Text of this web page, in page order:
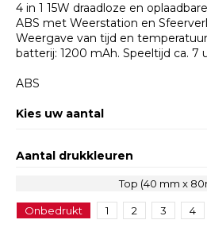
4 in 1 15W draadloze en
ABS met Weerstation en
Weergave van tijd en
batterij: 1200 mAh. Speeltijd ca. 7
ABS
Kies uw aantal
Aantal drukkleuren
Top (40 mm x
Onbedrukt 1 2 3 4